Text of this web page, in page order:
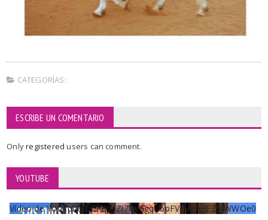
CATEGORÍAS:
ESCRIBE UN COMENTARIO
Onlyregisteredusers can comment.
YOUTUBE
Vídeo de YouTube UCKqYjiZi7lzy6gqU6pFVFiA_A3EZ9JWWOe0